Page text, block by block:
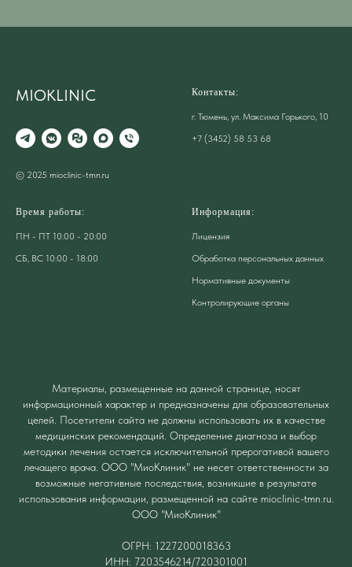
MIOKLINIC
© 2025 mioclinic-tmn.ru
Контакты:
г. Тюмень, ул. Максима Горького, 10
+7 (3452) 58 53 68
Время работы:
ПН - ПТ 10:00 - 20:00
СБ, ВС 10:00 - 18:00
Информация:
Лицензия
Обработка персональных данных
Нормативные документы
Контролирующие органы
Материалы, размещенные на данной странице, носят
информационный характер и предназначены для образовательных
целей. Посетители сайта не должны использовать их в качестве
медицинских рекомендаций. Определение диагноза и выбор
методики лечения остается исключительной прерогативой вашего
лечащего врача. ООО "МиоКлиник" не несет ответственности за
возможные негативные последствия, возникшие в результате
использования информации, размещенной на сайте mioclinic-tmn.ru.
ООО "МиоКлиник"
ОГРН: 1227200018363
ИНН: 7203546214/720301001